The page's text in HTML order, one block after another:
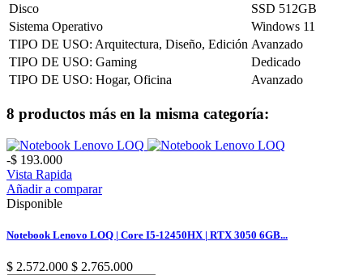
Disco
SSD 512GB
Sistema Operativo
Windows 11
TIPO DE USO: Arquitectura, Diseño, Edición Avanzado
TIPO DE USO: Gaming
Dedicado
TIPO DE USO: Hogar, Oficina
Avanzado
8 productos más en la misma categoría:
-$ 193.000
Vista Rapida
Añadir a comparar
Disponible
Notebook Lenovo LOQ | Core I5-12450HX | RTX 3050 6GB...
$ 2.572.000 $ 2.765.000